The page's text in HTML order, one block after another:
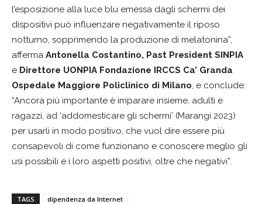
l’esposizione alla luce blu emessa dagli schermi dei
dispositivi può influenzare negativamente il riposo
notturno, sopprimendo la produzione di melatonina”,
afferma Antonella Costantino, Past President SINPIA
e Direttore UONPIA Fondazione IRCCS Ca’ Granda
Ospedale Maggiore Policlinico di Milano, e conclude:
“Ancora più importante è imparare insieme, adulti e
ragazzi, ad ‘addomesticare gli schermi’ (Marangi 2023)
per usarli in modo positivo, che vuol dire essere più
consapevoli di come funzionano e conoscere meglio gli
usi possibili e i loro aspetti positivi, oltre che negativi”.
TAGS
dipendenza da Internet